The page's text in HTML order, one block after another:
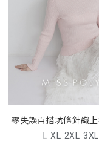
零失誤百搭坑條針織
L XL 2XL 3XL